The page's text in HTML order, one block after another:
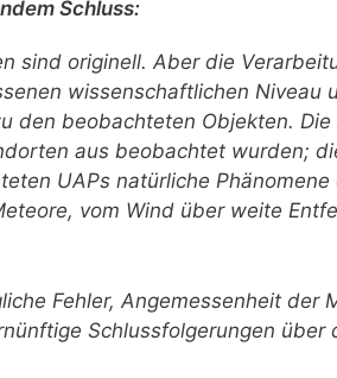
Schluss:
sind originell. Aber die
wissenschaftlichen Niveau
den beobachteten Objekten. Die
aus beobachtet wurden;
UAPs natürliche Phänomene
vom Wind über weite
Fehler, Angemessenheit der
Schlussfolgerungen über